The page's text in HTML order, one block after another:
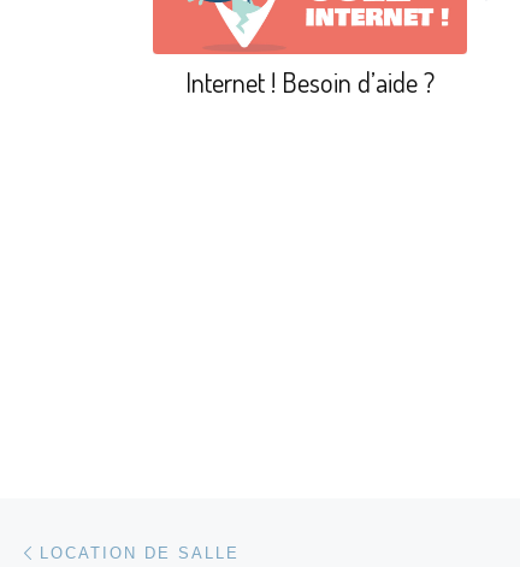
Internet ! Besoin d’aide ?
Parcourir les articles
LOCATION DE SALLE